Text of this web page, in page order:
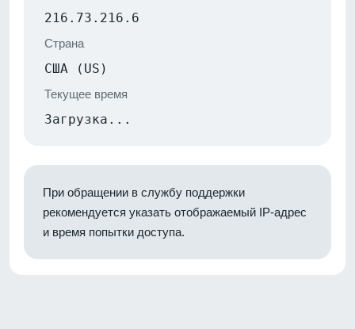
216.73.216.6
Страна
США (US)
Текущее время
Загрузка...
При обращении в службу поддержки
рекомендуется указать отображаемый IP-адрес
и время попытки доступа.